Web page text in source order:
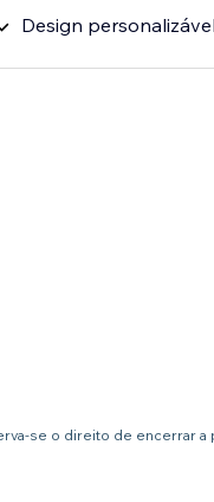
Design
se o direito de encerrar